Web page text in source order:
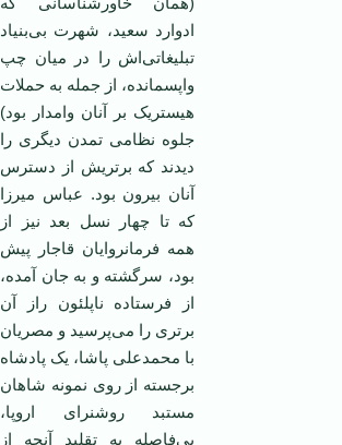
ادوارد سعيد، شهرت بی‌بنياد
تبليغاتی‌اش را در ميان چپ
واپسمانده، از جمله به حملات
هيستريک بر آنان وامدار بود)
جلوه نظامی تمدن ديگری را
ديدند که برتريش از دسترس
آنان بيرون بود. عباس ميرزا
که تا چهار نسل بعد نيز از
همه فرمانروايان قاجار پيش
بود، سرگشته و به جان آمده،
از فرستاده ناپلئون راز آن
برتری را می‌پرسيد و مصريان
با محمدعلی پاشا، يک پادشاه
برجسته از روی نمونه شاهان
مستبد روشنرای اروپا،
بی‌فاصله به تقليد آنچه از